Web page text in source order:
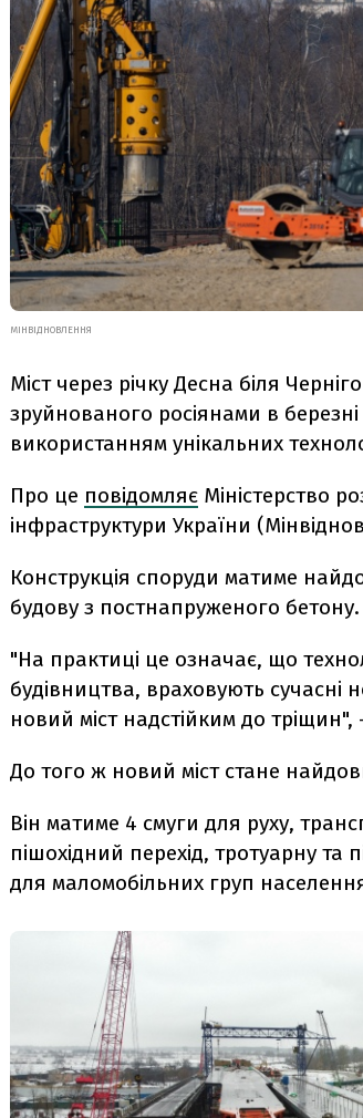
МІНВІДНОВЛЕННЯ
Міст через річку Десна біля
зруйнованого росіянами в
використанням унікальних
Про це повідомляє Міністерство
інфраструктури України
Конструкція споруди матиме
будову з постнапруженого бетону.
"На практиці це означає, що
будівництва, враховують
новий міст надстійким до тріщин",
До того ж новий міст стане
Він матиме 4 смуги для руху,
пішохідний перехід, тротуарну та
для маломобільних груп